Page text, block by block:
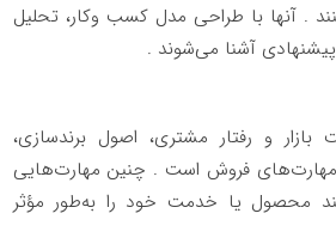
. آنها با طراحی مدل کسب‌ وکار، تحلیل
آشنا می‌شوند .
و رفتار مشتری، اصول برندسازی،
و مهارت‌های فروش است . چنین مهارت‌هایی
محصول یا خدمت خود را به‌طور مؤثر